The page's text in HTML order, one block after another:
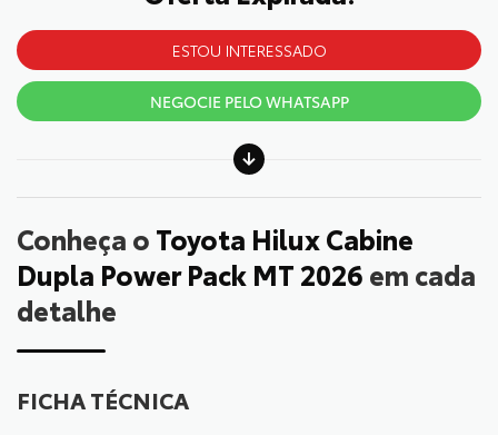
ESTOU INTERESSADO
NEGOCIE PELO WHATSAPP
Conheça o Toyota Hilux Cabine
Dupla Power Pack MT 2026 em cada
detalhe
FICHA TÉCNICA